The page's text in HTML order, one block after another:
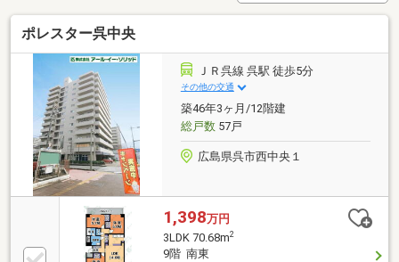
ポレスター呉中央
ＪＲ呉線 呉駅 徒歩5分
その他の交通
築46年3ヶ月/12階建
総戸数57戸
広島県呉市西中央１
1,398万円
3LDK 70.68m2
9階 南東